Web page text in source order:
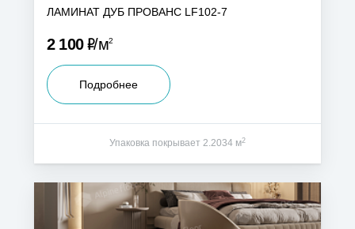
ЛАМИНАТ ДУБ ПРОВАНС LF102-7
2 100Р м2
Подробнее
Упаковка покрывает 2.2034 м2